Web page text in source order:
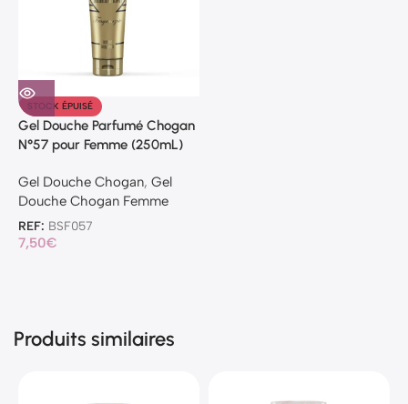
STOCK ÉPUISÉ
Gel Douche Parfumé Chogan
N°57 pour Femme (250mL)
Gel Douche Chogan, Gel
Douche Chogan Femme
REF: BSF057
7,50€
Produits similaires